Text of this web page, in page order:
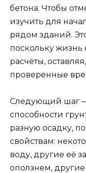
бетона. Чтобы
изучить для
рядом зданий.
поскольку жизнь
расчёты,
проверенные
Следующий шаг
способности
разную осадку,
свойствам:
воду, другие её
оползнем,